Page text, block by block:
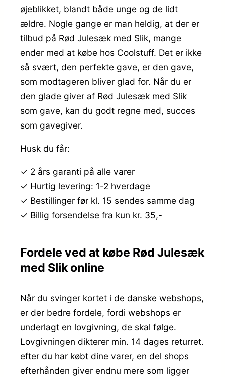
øjeblikket, blandt både unge og de lidt
ældre. Nogle gange er man heldig, at der er
tilbud på Rød Julesæk med Slik, mange
ender med at købe hos Coolstuff. Det er ikke
så svært, den perfekte gave, er den gave,
som modtageren bliver glad for. Når du er
den glade giver af Rød Julesæk med Slik
som gave, kan du godt regne med, succes
som gavegiver.
Husk du får:
✓ 2 års garanti på alle varer
✓ Hurtig levering: 1-2 hverdage
✓ Bestillinger før kl. 15 sendes samme dag
✓ Billig forsendelse fra kun kr. 35,-
Fordele ved at købe Rød Julesæk
med Slik online
Når du svinger kortet i de danske webshops,
er der bedre fordele, fordi webshops er
underlagt en lovgivning, de skal følge.
Lovgivningen dikterer min. 14 dages returret.
efter du har købt dine varer, en del shops
efterhånden giver endnu mere som ligger